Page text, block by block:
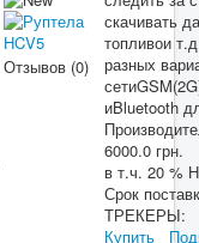
Отзывов (0)
скачивать
топливои
разных
иBluetooth
6000.0 грн.
в т.ч. 20 %
Срок
ТРЕКЕРЫ:
Купить